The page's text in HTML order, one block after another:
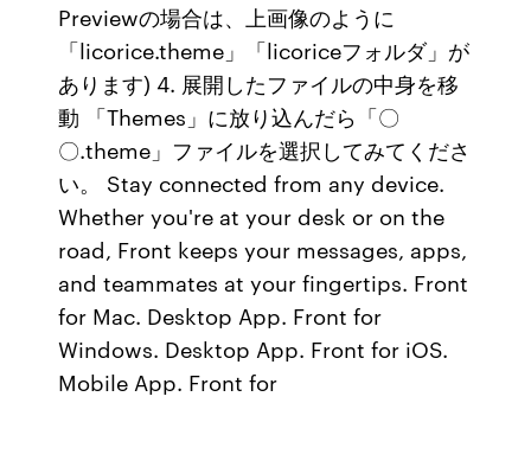
Previewの場合は、上画像のように
「licorice.theme」「licoriceフォルダ」が
あります) 4. 展開したファイルの中身を移
動 「Themes」に放り込んだら「〇
〇.theme」ファイルを選択してみてくださ
い。 Stay connected from any device.
Whether you're at your desk or on the
road, Front keeps your messages, apps,
and teammates at your fingertips. Front
for Mac. Desktop App. Front for
Windows. Desktop App. Front for iOS.
Mobile App. Front for